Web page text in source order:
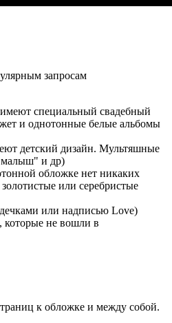
запросам
специальный свадебный
и однотонные белые альбомы
детский дизайн. Мультяшные
и др)
обложке нет никаких
или серебристые
или надписью Love)
которые не вошли в
к обложке и между собой.